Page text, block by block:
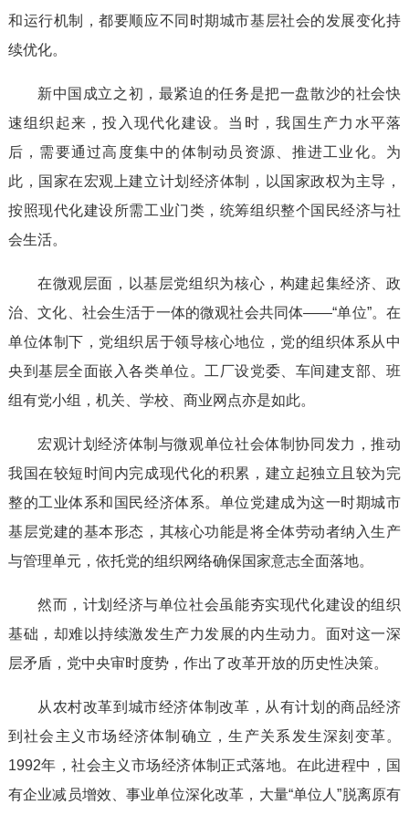
和运行机制，都要顺应不同时期城市基层社会的发展变化持
续优化。
新中国成立之初，最紧迫的任务是把一盘散沙的社会快
速组织起来，投入现代化建设。当时，我国生产力水平落
后，需要通过高度集中的体制动员资源、推进工业化。为
此，国家在宏观上建立计划经济体制，以国家政权为主导，
按照现代化建设所需工业门类，统筹组织整个国民经济与社
会生活。
在微观层面，以基层党组织为核心，构建起集经济、政
治、文化、社会生活于一体的微观社会共同体——“单位”。在
单位体制下，党组织居于领导核心地位，党的组织体系从中
央到基层全面嵌入各类单位。工厂设党委、车间建支部、班
组有党小组，机关、学校、商业网点亦是如此。
宏观计划经济体制与微观单位社会体制协同发力，推动
我国在较短时间内完成现代化的积累，建立起独立且较为完
整的工业体系和国民经济体系。单位党建成为这一时期城市
基层党建的基本形态，其核心功能是将全体劳动者纳入生产
与管理单元，依托党的组织网络确保国家意志全面落地。
然而，计划经济与单位社会虽能夯实现代化建设的组织
基础，却难以持续激发生产力发展的内生动力。面对这一深
层矛盾，党中央审时度势，作出了改革开放的历史性决策。
从农村改革到城市经济体制改革，从有计划的商品经济
到社会主义市场经济体制确立，生产关系发生深刻变革。
1992年，社会主义市场经济体制正式落地。在此进程中，国
有企业减员增效、事业单位深化改革，大量“单位人”脱离原有